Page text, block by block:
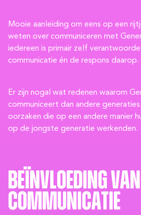
Mooie aanleiding om eens op een
weten over communiceren met
iedereen is primair zelf
communicatie én de respons daarop.
Er zijn nogal wat redenen waarom
communiceert dan andere
oorzaken die op een andere manier
op de jongste generatie werkenden.
Beïnvloeding
communicatie